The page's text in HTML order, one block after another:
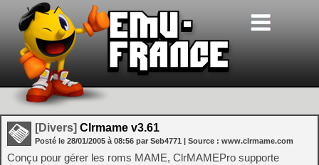
[Divers] Clrmame v3.61
Posté le 28/01/2005 à 08:56 par Seb4771 | Source : www.clrmame.com
Conçu pour gérer les roms MAME, ClrMAMEPro supporte